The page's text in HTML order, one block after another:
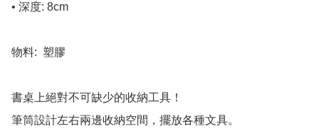
• 深度: 8cm
物料:  塑膠
書桌上絕對不可缺少的收納工具！
筆筒設計左右兩邊收納空間，擺放各種文具。